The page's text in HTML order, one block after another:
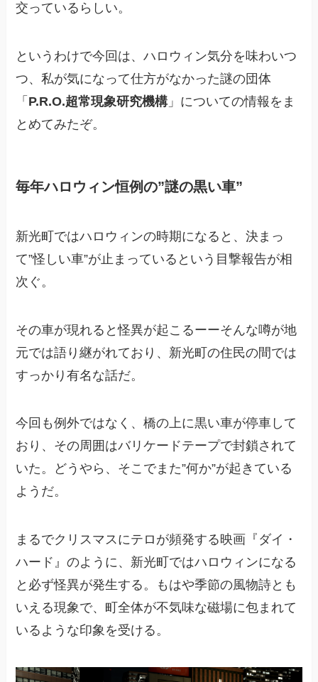
交っているらしい。
というわけで今回は、ハロウィン気分を味わいつ
つ、私が気になって仕方がなかった謎の団体
「 P.R.O.超常現象研究機構」についての情報をま
とめてみたぞ。
毎年ハロウィン恒例の”謎の黒い車”
新光町ではハロウィンの時期になると、決まっ
て”怪しい車”が止まっているという目撃報告が相
次ぐ。
その車が現れると怪異が起こるーーそんな噂が地
元では語り継がれており、新光町の住民の間では
すっかり有名な話だ。
今回も例外ではなく、橋の上に黒い車が停車して
おり、その周囲はバリケードテープで封鎖されて
いた。どうやら、そこでまた”何か”が起きている
ようだ。
まるでクリスマスにテロが頻発する映画『ダイ・
ハード』のように、新光町ではハロウィンになる
と必ず怪異が発生する。もはや季節の風物詩とも
いえる現象で、町全体が不気味な磁場に包まれて
いるような印象を受ける。